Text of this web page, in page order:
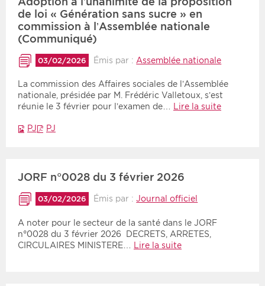
de loi « Génération sans sucre » en
commission à l’Assemblée nationale
(Communiqué)
03/02/2026 Émis par : Assemblée nationale
La commission des Affaires sociales de l’Assemblée
nationale, présidée par M. Frédéric Valletoux, s’est
réunie le 3 février pour l’examen de… Lire la suite
PJ PJ
JORF n°0028 du 3 février 2026
03/02/2026 Émis par :Journal officiel
A noter pour le secteur de la santé dans le JORF
n°0028 du 3 février 2026 DECRETS, ARRETES,
CIRCULAIRES MINISTERE…
Lire la suite